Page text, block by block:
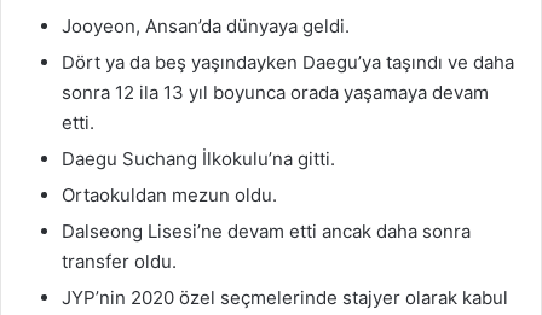
Jooyeon, Ansan’da dünyaya geldi.
Dört ya da beş yaşındayken Daegu’ya taşındı ve daha
sonra 12 ila 13 yıl boyunca orada yaşamaya devam
etti.
Daegu Suchang İlkokulu’na gitti.
Ortaokuldan mezun oldu.
Dalseong Lisesi’ne devam etti ancak daha sonra
transfer oldu.
JYP’nin 2020 özel seçmelerinde stajyer olarak kabul